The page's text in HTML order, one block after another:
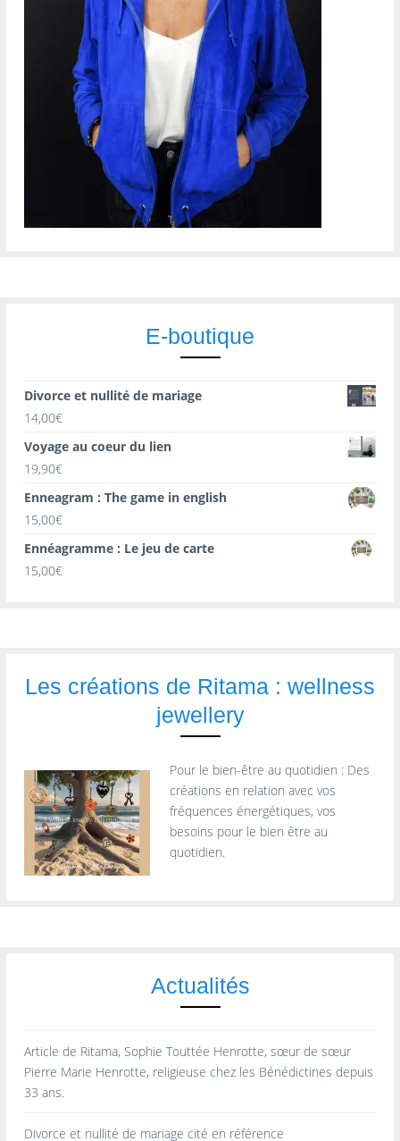
E-boutique
Divorce et nullité de mariage
14,00€
Voyage au coeur du lien
19,90€
Enneagram : The game in english
15,00€
Ennéagramme : Le jeu de carte
15,00€
Les créations de Ritama : wellness
jewellery
Pour le bien-être au quotidien : Des
créations en relation avec vos
fréquences énergétiques, vos
besoins pour le bien être au
quotidien.
Actualités
Article de Ritama, Sophie Touttée Henrotte, sœur de sœur
Pierre Marie Henrotte, religieuse chez les Bénédictines depuis
33 ans.
Divorce et nullité de mariage cité en référence